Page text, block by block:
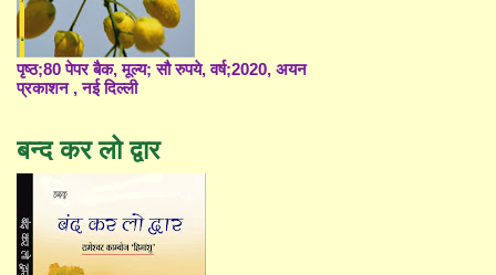
पृष्ठ;80 पेपर बैक, मूल्य; सौ रुपये, वर्ष;2020, अयन
प्रकाशन , नई दिल्ली
बन्द कर लो द्वार